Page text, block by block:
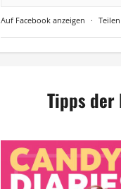
Auf Facebook anzeigen · Teilen
Tipps